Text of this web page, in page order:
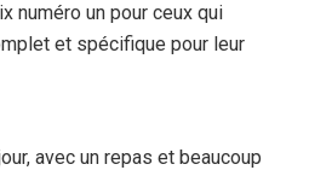
numéro un pour ceux qui
et spécifique pour leur
avec un repas et beaucoup